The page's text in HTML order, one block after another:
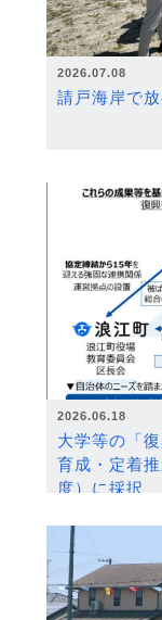
2026.07.08
請戸海岸で
2026.06.18
大学等の「
育成・定着
度）に採択